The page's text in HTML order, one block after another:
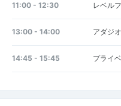
11:00 - 12:30 レベル
13:00 - 14:00 アダジ
14:45 - 15:45 プライ